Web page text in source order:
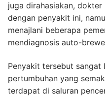
juga dirahasiakan,
dengan penyakit ini,
menajlani beberapa
mendiagnosis auto-
Penyakit tersebut sangat
pertumbuhan yang
terdapat di saluran